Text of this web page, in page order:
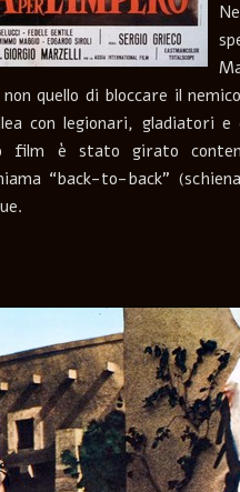
quello di bloccare il
con legionari, gladiatori
film è stato girato
“back-to-back”